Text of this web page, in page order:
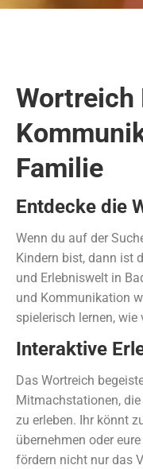
Wortreich
Familie
Entdecke die
Wenn du auf der
Kindern bist, dann ist
und Erlebniswelt in
und Kommunikation
spielerisch lernen,
Interaktive
Das Wortreich
Mitmachstationen,
zu erleben. Ihr könnt
übernehmen oder
fördern nicht nur das